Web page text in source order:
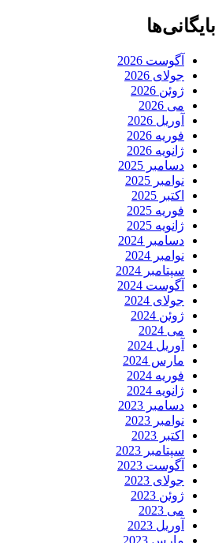
بایگانی‌ها
آگوست 2026
جولای 2026
ژوئن 2026
می 2026
آوریل 2026
فوریه 2026
ژانویه 2026
دسامبر 2025
نوامبر 2025
اکتبر 2025
فوریه 2025
ژانویه 2025
دسامبر 2024
نوامبر 2024
سپتامبر 2024
آگوست 2024
جولای 2024
ژوئن 2024
می 2024
آوریل 2024
مارس 2024
فوریه 2024
ژانویه 2024
دسامبر 2023
نوامبر 2023
اکتبر 2023
سپتامبر 2023
آگوست 2023
جولای 2023
ژوئن 2023
می 2023
آوریل 2023